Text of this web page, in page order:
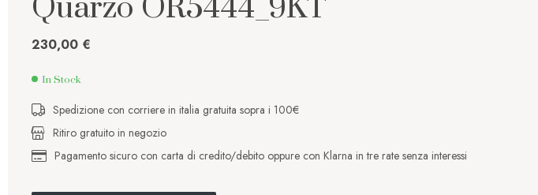
Quarzo OR5444_9KT
230,00 €
In Stock
Spedizione con corriere in italia gratuita sopra i 100€
Ritiro gratuito in negozio
Pagamento sicuro con carta di credito/debito oppure con Klarna in tre rate senza interessi